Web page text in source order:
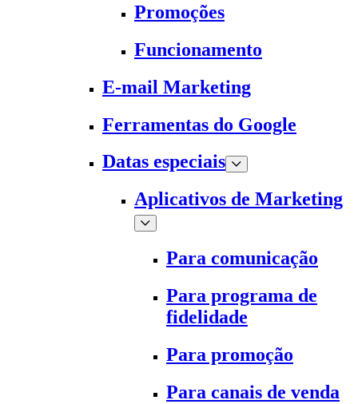
Promoções
Funcionamento
E-mail Marketing
Ferramentas do Google
Datas especiais
Aplicativos de Marketing
Para comunicação
Para programa de
fidelidade
Para promoção
Para canais de venda